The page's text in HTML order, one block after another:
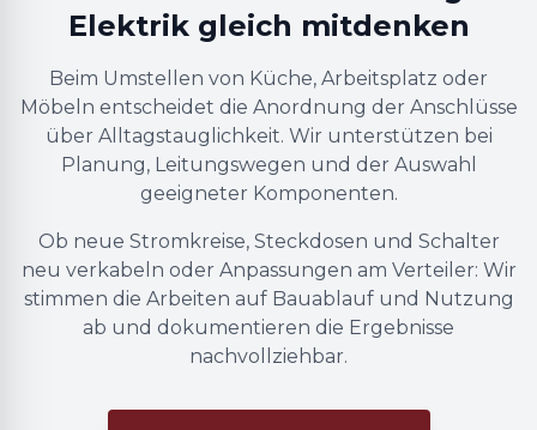
Elektrik gleich mitdenken
Beim Umstellen von Küche, Arbeitsplatz oder
Möbeln entscheidet die Anordnung der Anschlüsse
über Alltagstauglichkeit. Wir unterstützen bei
Planung, Leitungswegen und der Auswahl
geeigneter Komponenten.
Ob neue Stromkreise, Steckdosen und Schalter
neu verkabeln oder Anpassungen am Verteiler: Wir
stimmen die Arbeiten auf Bauablauf und Nutzung
ab und dokumentieren die Ergebnisse
nachvollziehbar.